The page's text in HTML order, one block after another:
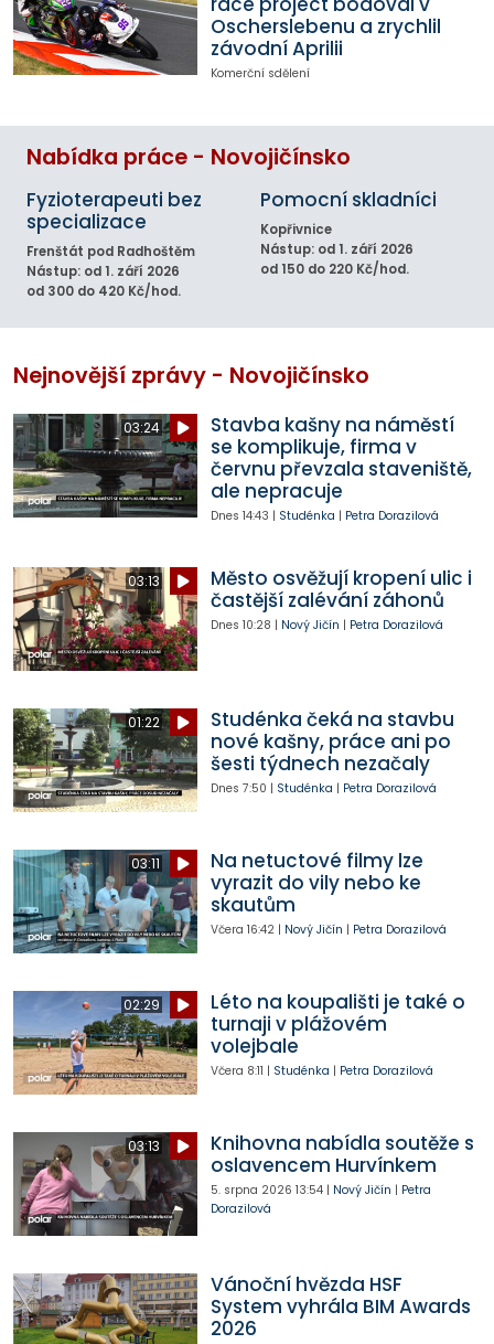
Oscherslebenu a zrychlil
závodní Aprilii
Komerční sdělení
Nabídka práce - Novojičínsko
Fyzioterapeuti bez
specializace
Frenštát pod Radhoštěm
Nástup: od 1. září 2026
od 300 do 420 Kč/hod.
Pomocní skladníci
Kopřivnice
Nástup: od 1. září 2026
od 150 do 220 Kč/hod.
Nejnovější zprávy - Novojičínsko
03:24
Stavba kašny na náměstí
se komplikuje, firma v
červnu převzala staveniště,
ale nepracuje
Dnes 14:43 | Studénka | Petra Dorazilová
03:13
Město osvěžují kropení ulic i
častější zalévání záhonů
Dnes 10:28 | Nový Jičín | Petra Dorazilová
01:22
Studénka čeká na stavbu
nové kašny, práce ani po
šesti týdnech nezačaly
Dnes 7:50 | Studénka | Petra Dorazilová
03:11
Na netuctové filmy lze
vyrazit do vily nebo ke
skautům
Včera 16:42| Nový Jičín | Petra Dorazilová
02:29
Léto na koupališti je také o
turnaji v plážovém
volejbale
Včera 8:11 | Studénka | Petra Dorazilová
03:13
Knihovna nabídla soutěže s
oslavencem Hurvínkem
5. srpna 2026 13:54| Nový Jičín | Petra
Dorazilová
Vánoční hvězda HSF
System vyhrála BIM Awards
2026